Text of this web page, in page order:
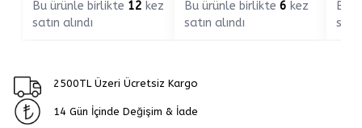
Bu ürünle birlikte 12 kez
satın alındı
Bu ürünle birlikte6 kez
satın alındı
Bu
2500TL Üzeri Ücretsiz Kargo
14 Gün İçinde Değişim & İade